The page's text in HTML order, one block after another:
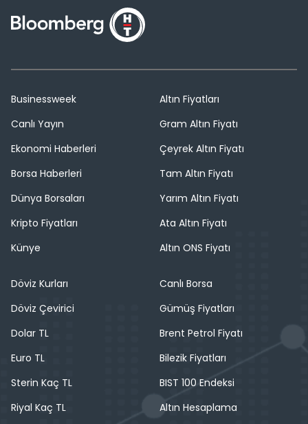
Businessweek
Canlı Yayın
Ekonomi Haberleri
Borsa Haberleri
Dünya Borsaları
Kripto Fiyatları
Künye
Altın Fiyatları
Gram Altın Fiyatı
Çeyrek Altın Fiyatı
Tam Altın Fiyatı
Yarım Altın Fiyatı
Ata Altın Fiyatı
Altın ONS Fiyatı
Döviz Kurları
Döviz Çevirici
Dolar TL
Euro TL
Sterin Kaç TL
Riyal Kaç TL
Canlı Borsa
Gümüş Fiyatları
Brent Petrol Fiyatı
Bilezik Fiyatları
BIST 100 Endeksi
Altın Hesaplama